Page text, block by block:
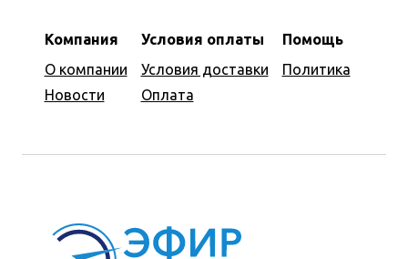
Компания
О компании
Новости
Условия оплаты
Условия доставки
Оплата
Помощь
Политика